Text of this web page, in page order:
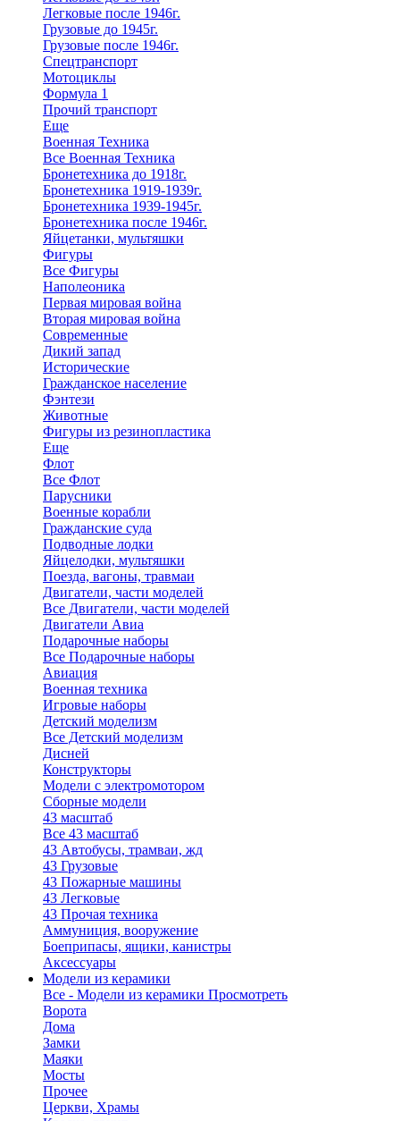
Легковые после 1946г.
Грузовые до 1945г.
Грузовые после 1946г.
Спецтранспорт
Мотоциклы
Формула 1
Прочий транспорт
Еще
Военная Техника
Все Военная Техника
Бронетехника до 1918г.
Бронетехника 1919-1939г.
Бронетехника 1939-1945г.
Бронетехника после 1946г.
Яйцетанки, мультяшки
Фигуры
Все Фигуры
Наполеоника
Первая мировая война
Вторая мировая война
Современные
Дикий запад
Исторические
Гражданское население
Фэнтези
Животные
Фигуры из резинопластика
Еще
Флот
Все Флот
Парусники
Военные корабли
Гражданские суда
Подводные лодки
Яйцелодки, мультяшки
Поезда, вагоны, травмаи
Двигатели, части моделей
Все Двигатели, части моделей
Двигатели Авиа
Подарочные наборы
Все Подарочные наборы
Авиация
Военная техника
Игровые наборы
Детский моделизм
Все Детский моделизм
Дисней
Конструкторы
Модели с электромотором
Сборные модели
43 масштаб
Все 43 масштаб
43 Автобусы, трамваи, жд
43 Грузовые
43 Пожарные машины
43 Легковые
43 Прочая техника
Аммуниция, вооружение
Боеприпасы, ящики, канистры
Аксессуары
Модели из керамики
Все - Модели из керамики Просмотреть
Ворота
Дома
Замки
Маяки
Мосты
Прочее
Церкви, Храмы